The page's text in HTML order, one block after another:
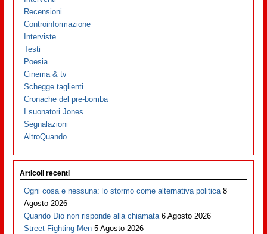
Recensioni
Controinformazione
Interviste
Testi
Poesia
Cinema & tv
Schegge taglienti
Cronache del pre-bomba
I suonatori Jones
Segnalazioni
AltroQuando
Articoli recenti
Ogni cosa e nessuna: lo stormo come alternativa politica 8
Agosto 2026
Quando Dio non risponde alla chiamata 6 Agosto 2026
Street Fighting Men 5 Agosto 2026